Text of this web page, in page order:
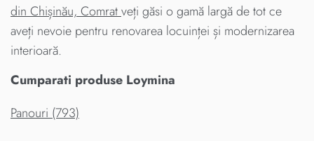
din Chișinău, Comratveți găsi o gamă largă de tot ce
aveți nevoie pentru renovarea locuinței și modernizarea
interioară.
Cumparati produse Loymina
Panouri (793)